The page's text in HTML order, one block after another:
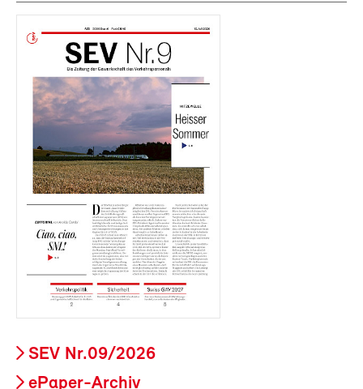
SEV Nr.09/2026
ePaper-Archiv